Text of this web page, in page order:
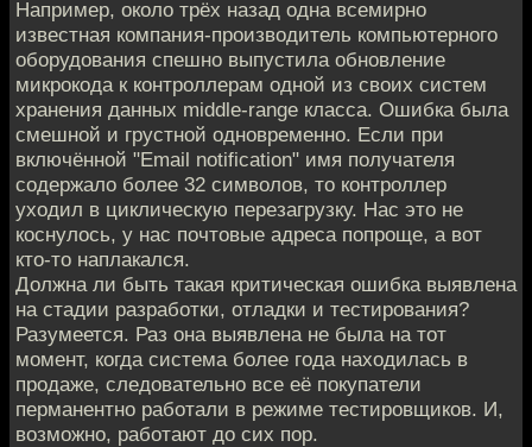
Например, около трёх назад одна всемирно
известная компания-производитель компьютерного
оборудования спешно выпустила обновление
микрокода к контроллерам одной из своих систем
хранения данных middle-range класса. Ошибка была
смешной и грустной одновременно. Если при
включённой "Email notification" имя получателя
содержало более 32 символов, то контроллер
уходил в циклическую перезагрузку. Нас это не
коснулось, у нас почтовые адреса попроще, а вот
кто-то наплакался.
Должна ли быть такая критическая ошибка выявлена
на стадии разработки, отладки и тестирования?
Разумеется. Раз она выявлена не была на тот
момент, когда система более года находилась в
продаже, следовательно все её покупатели
перманентно работали в режиме тестировщиков. И,
возможно, работают до сих пор.